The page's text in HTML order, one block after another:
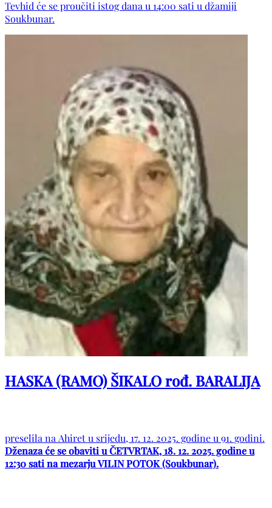
ostala mnogobrojna rodbina, komšije i prijatelji.
Tevhid će se proučiti istog dana u 14:00 sati u džamiji
Soukbunar.
HASKA (RAMO) ŠIKALO rođ. BARALIJA
preselila na Ahiret u srijedu, 17. 12. 2025. godine u 91. godini.
Dženaza će se obaviti u ČETVRTAK, 18. 12. 2025. godine u
12:30 sati na mezarju VILIN POTOK (Soukbunar).